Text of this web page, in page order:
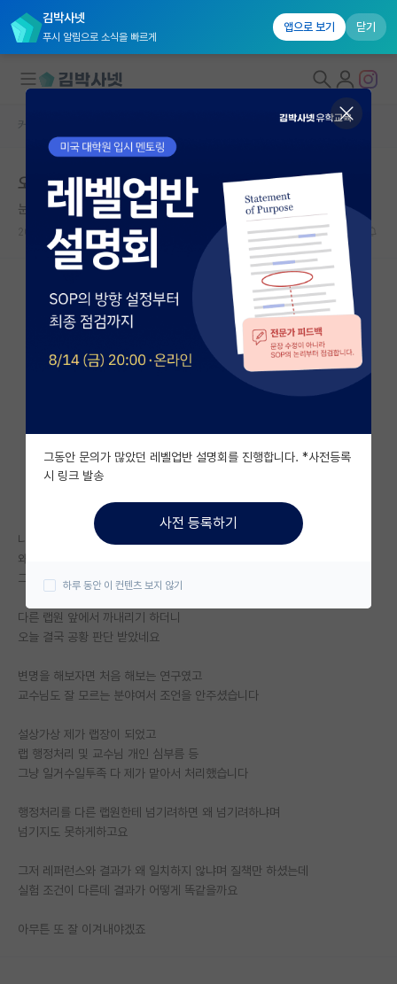
김박사넷
푸시 알림으로 소식을 빠르게
앱으로 보기 닫기
대학원생 모집
국내대학원 정보
연구실&오픈랩
커뮤니티
커뮤니티 홈
전체글보기
베스트 게시판
자유 게시판(아무개랩)
미국 유학 게시판
미국 대학원 합격 후기 게시판
대학원생 모집 게시판
연구실(PI) 홍보 게시판
석박사 채용 정보 게시판
임용 정보 게시판
취업 게시판
PI 전용 게시판
특수/전문대학원 게시판
반도체/AI 게시판
커뮤니티 홈
오늘 공황 진단 받았습니다
눈치보는 아담 스미스
2023.11.18 16 2230
니 데이터는 믿을 수 없다
왜이렇게 실수가 잦냐
그래가지고 할수는 있겠냐 등등
다른 랩원 앞에서 까내리기 하더니
오늘 결국 공황 판단 받았네요
변명을 해보자면 처음 해보는 연구였고
교수님도 잘 모르는 분야여서 조언을 안주셨습니다
설상가상 제가 랩장이 되었고
랩 행정처리 및 교수님 개인 심부름 등
그냥 일거수일투족 다 제가 맡아서 처리했습니다
행정처리를 다른 랩원한테 넘기려하면 왜 넘기려하냐며
넘기지도 못하게하고요
그저 레퍼런스와 결과가 왜 일치하지 않냐며 질책만 하셨는데
실험 조건이 다른데 결과가 어떻게 똑같을까요
아무튼 또 잘 이겨내야겠죠
그동안 문의가 많았던 레벨업반 설명회를 진행합니다. *사전등록
시 링크 발송
사전 등록하기
하루 동안 이 컨텐츠 보지 않기